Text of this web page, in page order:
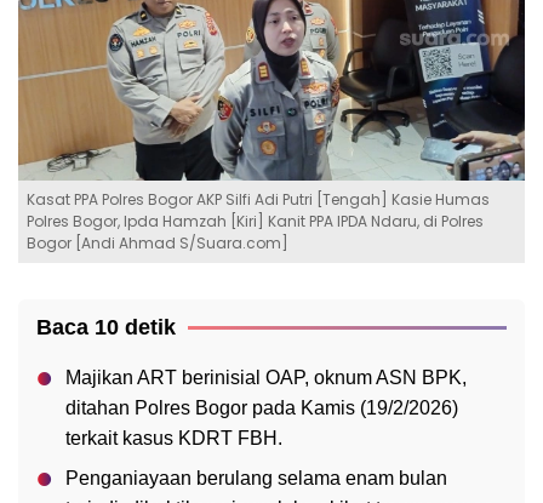
Kasat PPA Polres Bogor AKP Silfi Adi Putri [Tengah] Kasie Humas
Polres Bogor, Ipda Hamzah [Kiri] Kanit PPA IPDA Ndaru, di Polres
Bogor [Andi Ahmad S/Suara.com]
Baca 10 detik
Majikan ART berinisial OAP, oknum ASN BPK,
ditahan Polres Bogor pada Kamis (19/2/2026)
terkait kasus KDRT FBH.
Penganiayaan berulang selama enam bulan